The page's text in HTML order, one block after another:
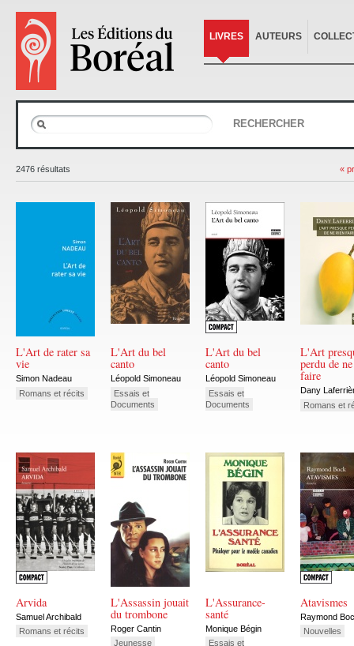
LIVRES AUTEURS
RECHERCHER
2476 résultats «
L'Art de rater sa
vie
Simon Nadeau
Romans et récits
L'Art du bel
canto
Léopold Simoneau
Essais et
Documents
L'Art du bel
canto
Léopold Simoneau
Essais et
Documents
L'Art
perdu de
faire
Dany
Romans et
Arvida
Samuel Archibald
Romans et récits
L'Assassin jouait
du trombone
Roger Cantin
Jeunesse
L'Assurance-
santé
Monique Bégin
Essais et
Atavismes
Raymond
Nouvelles